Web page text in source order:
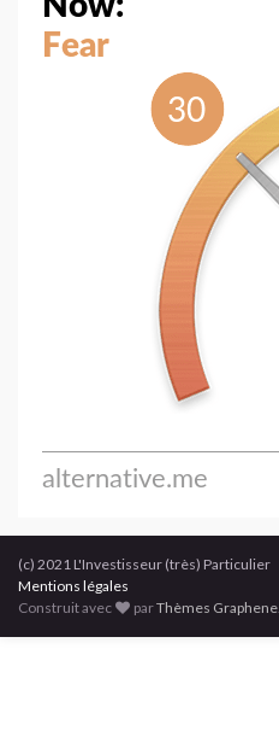
(c) 2021 L'Investisseur (très) Particulier
Mentions légales
Construit avec
parThèmes Graphene